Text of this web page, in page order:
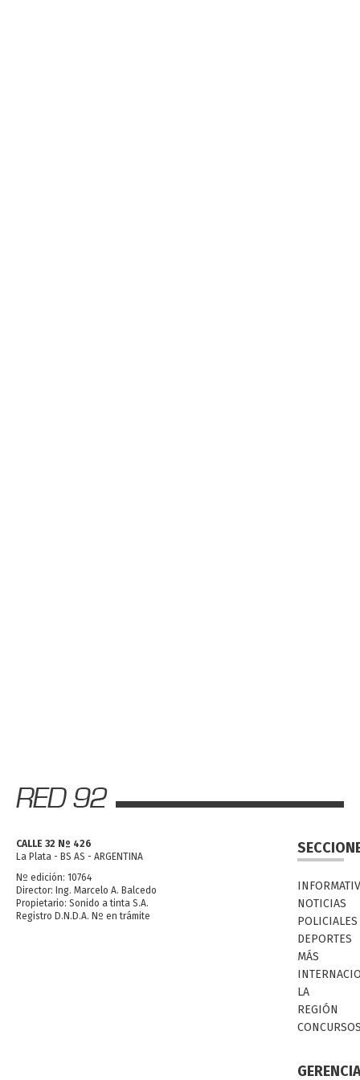
CALLE 32 Nº 426
La Plata - BS AS - ARGENTINA
Nº edición: 10764
Director: Ing. Marcelo A. Balcedo
Propietario: Sonido a tinta S.A.
Registro D.N.D.A. Nº en trámite
NOTICIAS
POLICIALES
DEPORTES
MÁS
LA
REGIÓN